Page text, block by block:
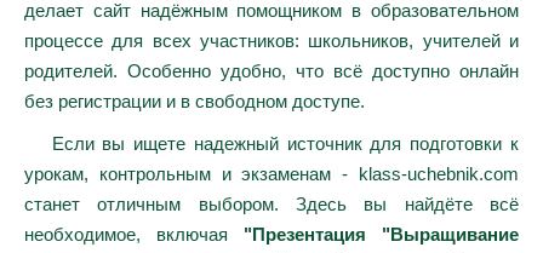
делает сайт надёжным помощником в образовательном
процессе для всех участников: школьников, учителей и
родителей. Особенно удобно, что всё доступно онлайн
без регистрации и в свободном доступе.
Если вы ищете надежный источник для подготовки к
урокам, контрольным и экзаменам - klass-uchebnik.com
станет отличным выбором. Здесь вы найдёте всё
необходимое, включая "Презентация "Выращивание